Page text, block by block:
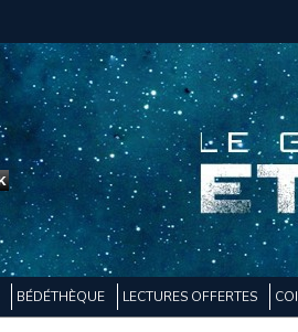
BÉDÉTHÈQUE LECTURES OFFERTES